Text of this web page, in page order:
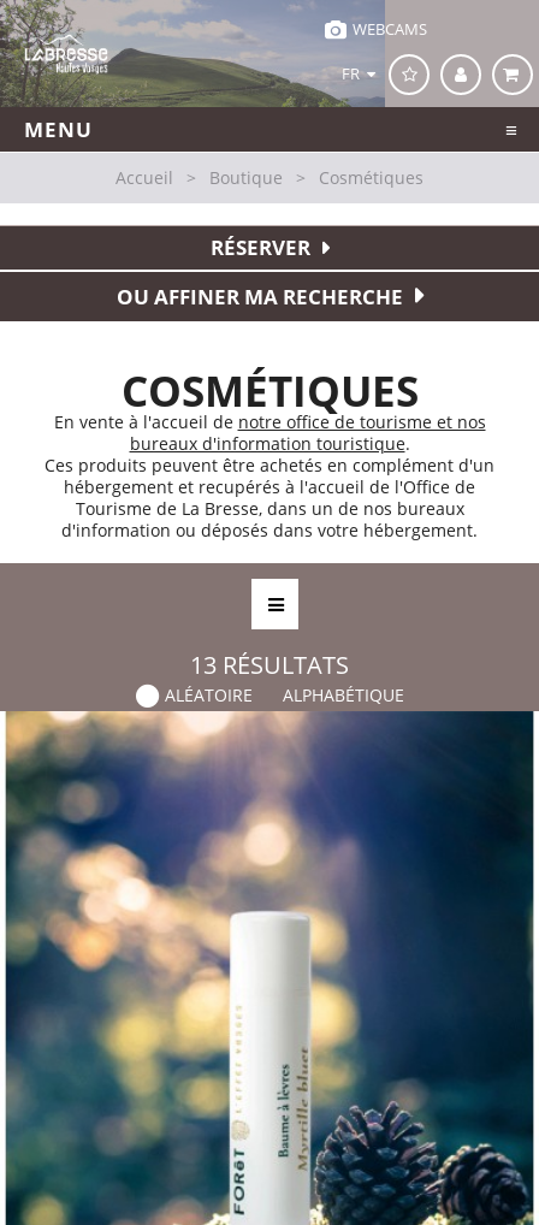
WEBCAMS
FR
MENU
Accueil > Boutique > Cosmétiques
RÉSERVER
OU AFFINER MA RECHERCHE
COSMÉTIQUES
En vente à l'accueil de notre office de tourisme et nos
bureaux d'information touristique.
Ces produits peuvent être achetés en complément d'un
hébergement et recupérés à l'accueil de l'Office de
Tourisme de La Bresse, dans un de nos bureaux
d'information ou déposés dans votre hébergement.
13 RÉSULTATS
ALÉATOIRE ALPHABÉTIQUE